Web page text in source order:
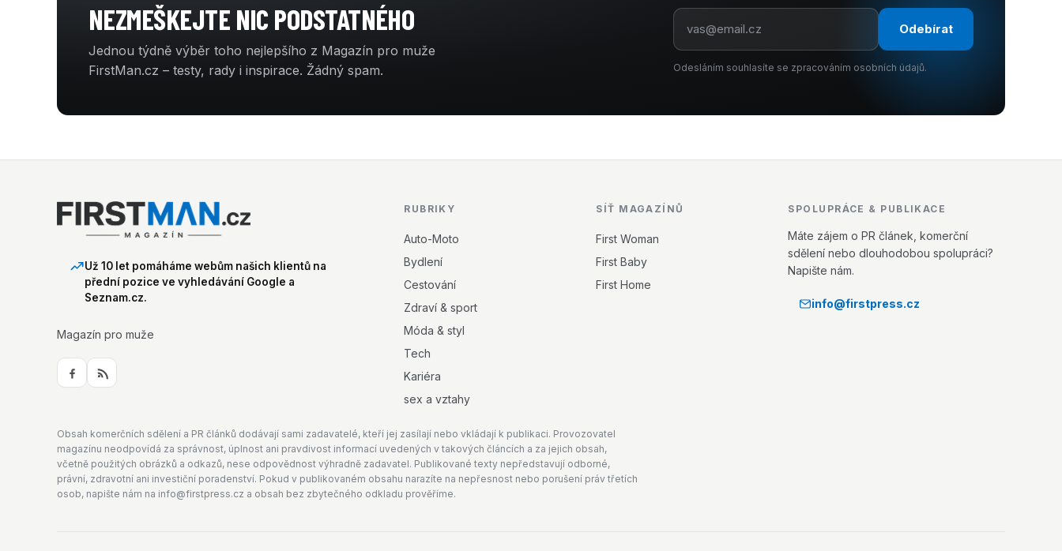
NEZMEŠKEJTE NIC PODSTATNÉHO
Jednou týdně výběr toho nejlepšího z Magazín pro muže
FirstMan.cz – testy, rady i inspirace. Žádný spam.
Odebírat
Odesláním souhlasíte se zpracováním osobních údajů.
Už 10 let pomáháme webům našich klientů na
přední pozice ve vyhledávání Google a
Seznam.cz.
Magazín pro muže
RUBRIKY
Auto-Moto
Bydlení
Cestování
Zdraví & sport
Móda & styl
Tech
Kariéra
sex a vztahy
SÍŤ MAGAZÍNŮ
First Woman
First Baby
First Home
SPOLUPRÁCE & PUBLIKACE
Máte zájem o PR článek, komerční
sdělení nebo dlouhodobou spolupráci?
Napište nám.
info@firstpress.cz
Obsah komerčních sdělení a PR článků dodávají sami zadavatelé, kteří jej zasílají nebo vkládají k publikaci. Provozovatel
magazínu neodpovídá za správnost, úplnost ani pravdivost informací uvedených v takových článcích a za jejich obsah,
včetně použitých obrázků a odkazů, nese odpovědnost výhradně zadavatel. Publikované texty nepředstavují odborné,
právní, zdravotní ani investiční poradenství. Pokud v publikovaném obsahu narazíte na nepřesnost nebo porušení práv třetích
osob, napište nám na info@firstpress.cz a obsah bez zbytečného odkladu prověříme.